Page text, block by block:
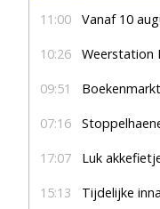
11:00 Vanaf 10 augustus,
10:26 Weerstation
09:51 Boekenmarkt
07:16
17:07 Luk
15:13 Tijdelijke